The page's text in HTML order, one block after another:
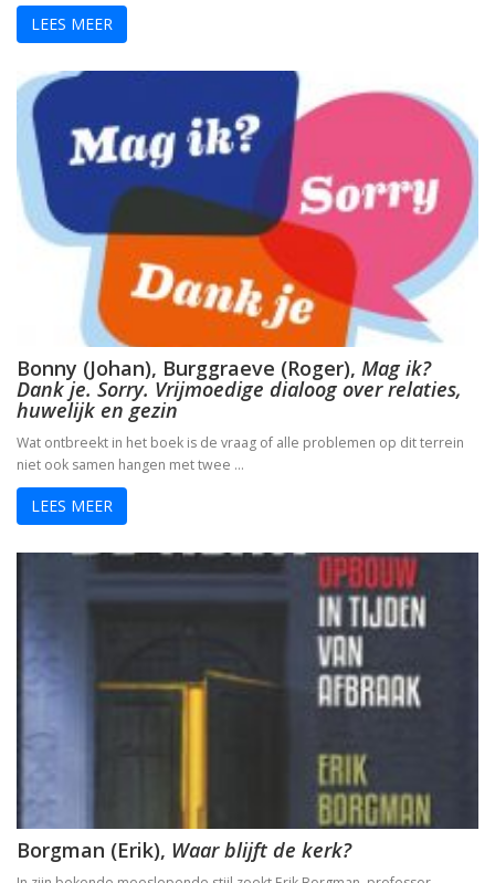
LEES MEER
Bonny (Johan), Burggraeve (Roger), Mag ik?
Dank je. Sorry. Vrijmoedige dialoog over relaties,
huwelijk en gezin
Wat ontbreekt in het boek is de vraag of alle problemen op dit terrein
niet ook samen hangen met twee …
LEES MEER
Borgman (Erik), Waar blijft de kerk?